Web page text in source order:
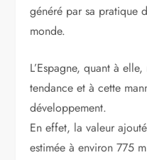
généré par sa pratique
monde.
L’Espagne, quant à
tendance et à cette
développement.
En effet, la valeur
estimée à environ 775